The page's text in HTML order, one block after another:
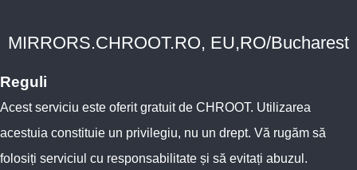
MIRRORS.CHROOT.RO, EU,RO/Bucharest
Reguli
Acest serviciu este oferit gratuit de CHROOT. Utilizarea
acestuia constituie un privilegiu, nu un drept. Vă rugăm să
folosiți serviciul cu responsabilitate și să evitați abuzul.